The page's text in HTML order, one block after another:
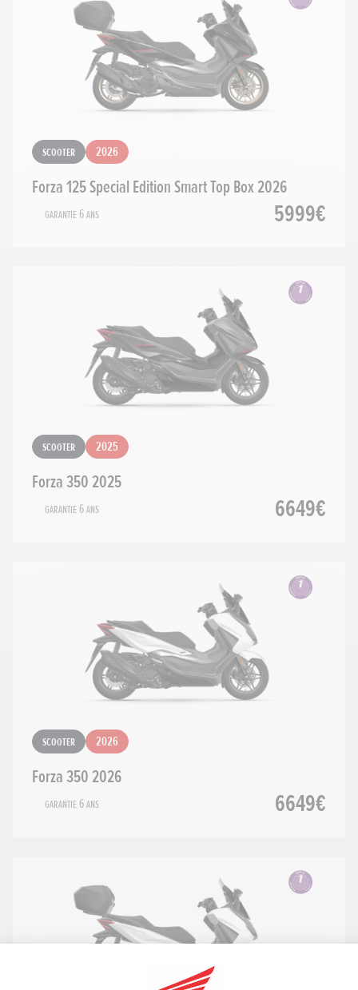
Scooter 2026
Forza 125 Special Edition Smart Top Box 2026
Garantie 6 ans 5999€
Scooter 2025
Forza 350 2025
Garantie 6 ans 6649€
Scooter 2026
Forza 350 2026
Garantie 6 ans 6649€